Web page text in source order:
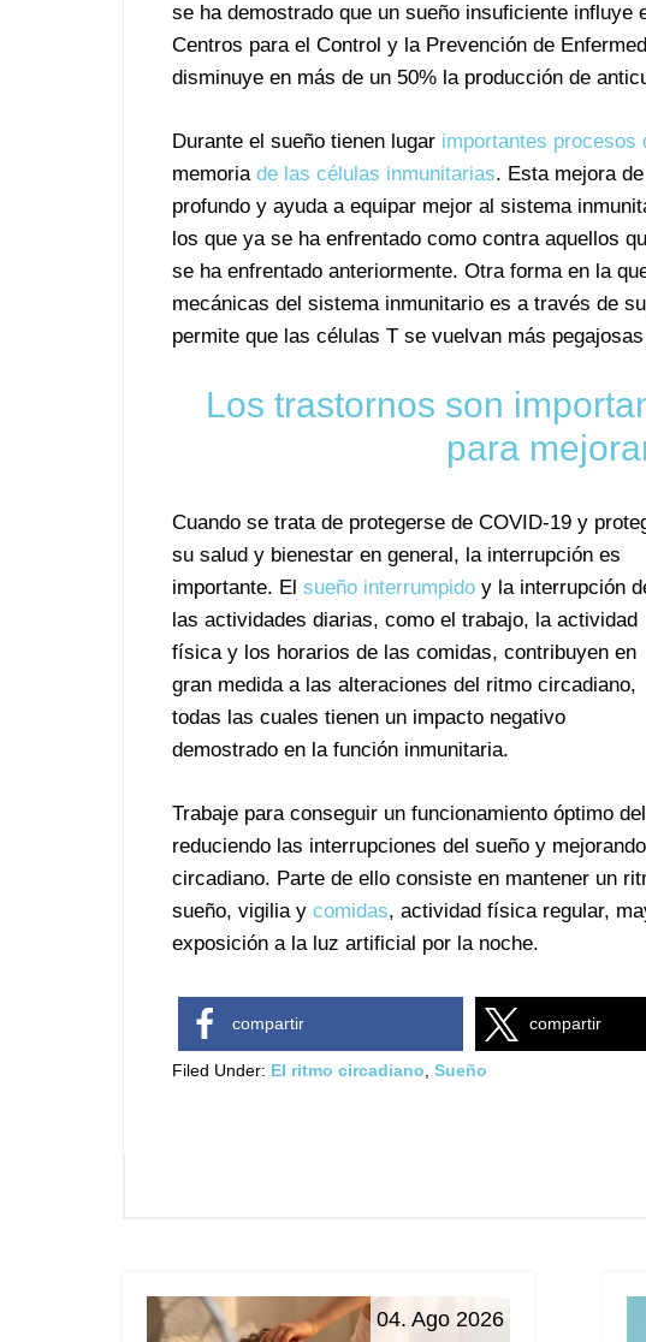
se ha demostrado que un sueño insuficiente
Centros para el Control y la Prevención de
disminuye en más de un 50% la producción de
Durante el sueño tienen lugar importantes procesos
memoria de las células inmunitarias. Esta mejora
profundo y ayuda a equipar mejor al sistema
los que ya se ha enfrentado como contra aquellos
se ha enfrentado anteriormente. Otra forma en la
mecánicas del sistema inmunitario es a través de
permite que las células T se vuelvan más
Los trastornos son
para
Cuando se trata de protegerse de COVID-19 y
su salud y bienestar en general, la interrupción es
importante. El sueño interrumpido y la interrupción
las actividades diarias, como el trabajo, la actividad
física y los horarios de las comidas, contribuyen en
gran medida a las alteraciones del ritmo circadiano,
todas las cuales tienen un impacto negativo
demostrado en la función inmunitaria.
Trabaje para conseguir un funcionamiento óptimo
reduciendo las interrupciones del sueño y
circadiano. Parte de ello consiste en mantener un
sueño, vigilia y comidas, actividad física regular,
exposición a la luz artificial por la noche.
compartir compartir
Filed Under: El ritmo circadiano Sueño
04. Ago 2026